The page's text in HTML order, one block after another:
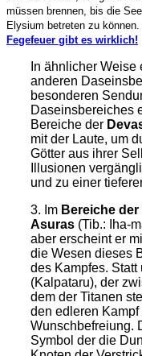
müssen brennen, bis die
Elysium betreten zu
Fegefeuer gibt es wirklich!
In ähnlicher
anderen
besonderen
Daseinsbereiches
Bereiche der
mit der Laute, um
Götter aus ihrer
Illusionen
und zu einer
3. Im Bereiche der
Asuras (Tib.: Iha-
aber erscheint er
die Wesen dieses
des Kampfes.
(Kalpataru), der
dem der Titanen
den edleren
Wunschbefreiung.
Symbol der die